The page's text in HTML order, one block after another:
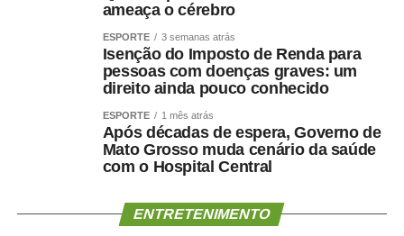
Por que o músculo influencia
a saúde cerebral?
A relação entre músculo e cérebro é complexa, mas
alguns mecanismos ajudam a explicá-la.
reduzir o gasto energético, aumentar o sedentarismo e
ameaça o cérebro
ESPORTE 3 semanas atrás
Isenção do Imposto de Renda para
pessoas com doenças graves: um
direito ainda pouco conhecido
ESPORTE 1 mês atrás
Após décadas de espera, Governo de
Mato Grosso muda cenário da saúde
com o Hospital Central
ENTRETENIMENTO